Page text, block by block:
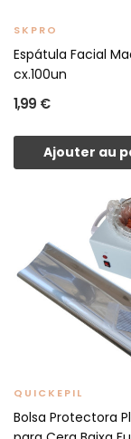
SKPRO
Espátula Facial
cx.100un
1,99 €
Ajouter au
QUICKEPIL
Bolsa Protectora